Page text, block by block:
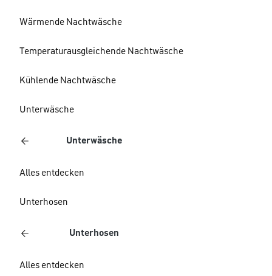
Wärmende Nachtwäsche
Temperaturausgleichende Nachtwäsche
Kühlende Nachtwäsche
Unterwäsche
Unterwäsche
Alles entdecken
Unterhosen
Unterhosen
Alles entdecken